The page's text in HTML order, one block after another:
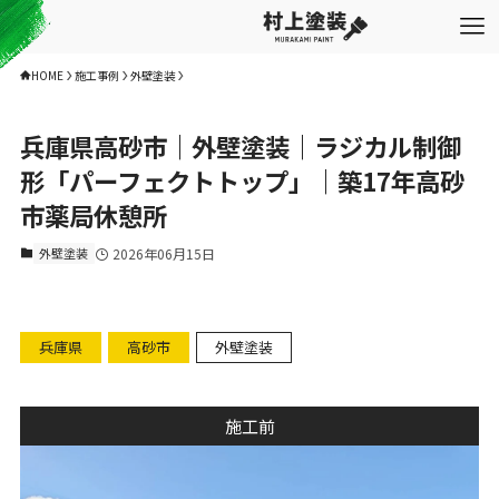
HOME 施工事例 外壁塗装
兵庫県高砂市｜外壁塗装｜ラジカル制御
形「パーフェクトトップ」｜築17年高砂
市薬局休憩所
外壁塗装 2026年06月15日
兵庫県 高砂市 外壁塗装
施工前